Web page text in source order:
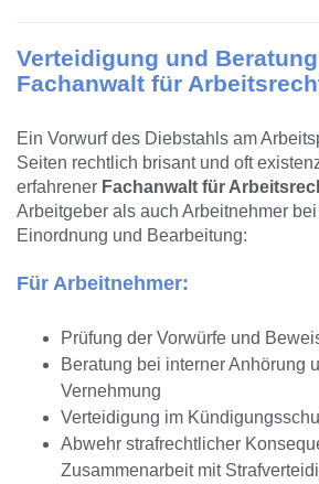
Verteidigung und
Fachanwalt für
Ein Vorwurf des Diebstahls am
Seiten rechtlich brisant und oft
erfahrener Fachanwalt für
Arbeitgeber als auch Arbeitnehmer
Einordnung und Bearbeitung:
Für Arbeitnehmer:
Prüfung der Vorwürfe und
Beratung bei interner Anhörung
Vernehmung
Verteidigung im
Abwehr strafrechtlicher
Zusammenarbeit mit